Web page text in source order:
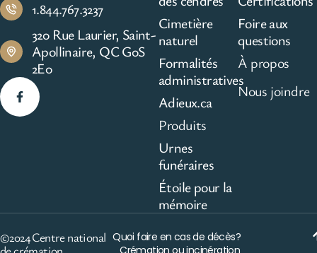
1.844.767.3237
320 Rue Laurier, Saint-
Apollinaire, QC G0S
2E0
Cimetière
naturel
Formalités
administratives
Adieux.ca
Produits
Urnes
funéraires
Étoile pour la
mémoire
Foire aux
questions
À propos
Nous joindre
©2024 Centre national Quoi faire en cas de décès?
Crémation ou incinération